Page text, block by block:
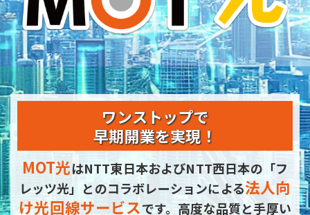
ワンストップで
早期開業を実現！
MOT光はNTT東日本およびNTT西日本の 「フ
レッツ光」とのコラボレーションによる法人向
け光回線サービスです。 高度な品質と手厚い